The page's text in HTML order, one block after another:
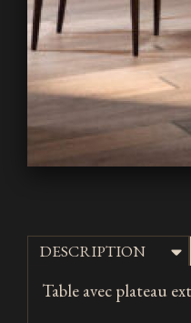
DESCRIPTION
Table avec plateau